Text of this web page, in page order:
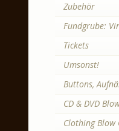
Zubehör
Fundgrube:
Tickets
Umsonst!
Buttons,
CD & DVD
Clothing Blow